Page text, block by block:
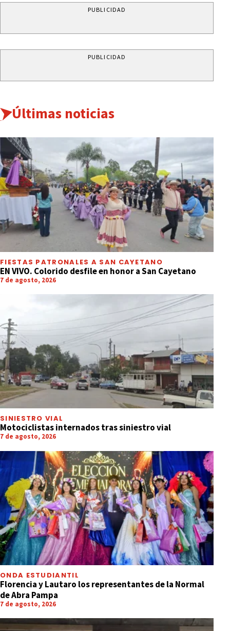
PUBLICIDAD
PUBLICIDAD
Últimas noticias
FIESTAS PATRONALES A SAN CAYETANO
EN VIVO. Colorido desfile en honor a San Cayetano
7 de agosto, 2026
SINIESTRO VIAL
Motociclistas internados tras siniestro vial
7 de agosto, 2026
ONDA ESTUDIANTIL
Florencia y Lautaro los representantes de la Normal
de Abra Pampa
7 de agosto, 2026